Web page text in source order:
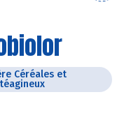
Céréales et